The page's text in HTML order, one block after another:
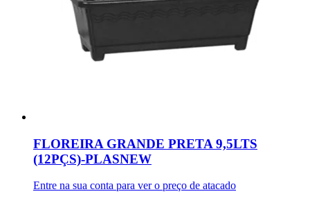
FLOREIRA GRANDE PRETA 9,5LTS
(12PÇS)-PLASNEW
Entre na sua conta para ver o preço de atacado